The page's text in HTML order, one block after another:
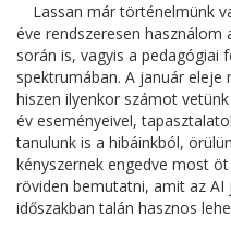
Lassan már történelmünk
éve rendszeresen használom
során is, vagyis a pedagógiai
spektrumában. A január eleje
hiszen ilyenkor számot
év eseményeivel,
tanulunk is a hibáinkból,
kényszernek engedve most
röviden bemutatni, amit az
időszakban talán hasznos